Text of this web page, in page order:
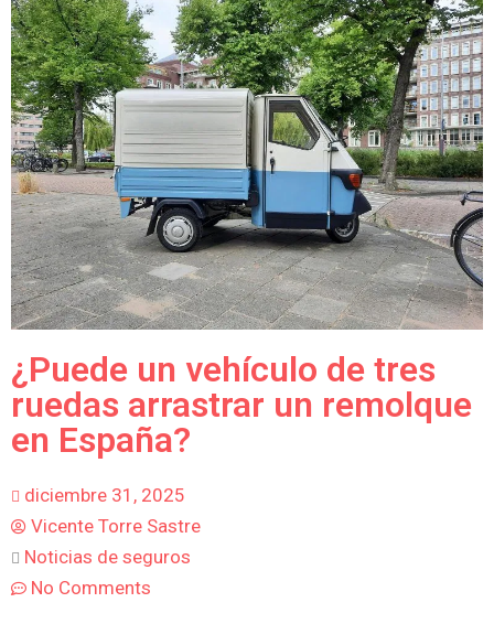
¿Puede un vehículo de tres
ruedas arrastrar un remolque
en España?
diciembre 31, 2025
Vicente Torre Sastre
Noticias de seguros
No Comments